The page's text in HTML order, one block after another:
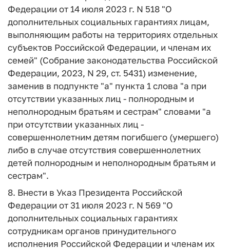
Федерации от 14 июля 2023 г. N 518 "О
дополнительных социальных гарантиях лицам,
выполняющим работы на территориях отдельных
субъектов Российской Федерации, и членам их
семей" (Собрание законодательства Российской
Федерации, 2023, N 29, ст. 5431) изменение,
заменив в подпункте "а" пункта 1 слова "а при
отсутствии указанных лиц - полнородным и
неполнородным братьям и сестрам" словами "а
при отсутствии указанных лиц -
совершеннолетним детям погибшего (умершего)
либо в случае отсутствия совершеннолетних
детей полнородным и неполнородным братьям и
сестрам".
8. Внести в Указ Президента Российской
Федерации от 31 июля 2023 г. N 569 "О
дополнительных социальных гарантиях
сотрудникам органов принудительного
исполнения Российской Федерации и членам их